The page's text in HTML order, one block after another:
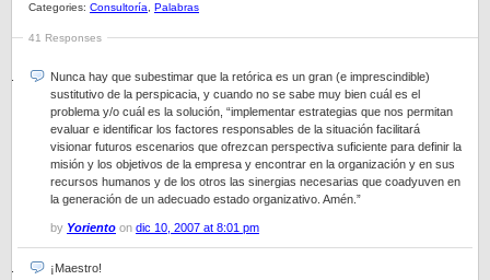
Categories: Consultoría Palabras
41 Responses
Nunca hay que subestimar que la retórica es un gran (e imprescindible)
sustitutivo de la perspicacia, y cuando no se sabe muy bien cuál es el
problema y/o cuál es la solución, “implementar estrategias que nos permitan
evaluar e identificar los factores responsables de la situación facilitará
visionar futuros escenarios que ofrezcan perspectiva suficiente para definir la
misión y los objetivos de la empresa y encontrar en la organización y en sus
recursos humanos y de los otros las sinergias necesarias que coadyuven en
la generación de un adecuado estado organizativo. Amén.”
by Yoriento on dic 10, 2007 at 8:01 pm
¡Maestro!